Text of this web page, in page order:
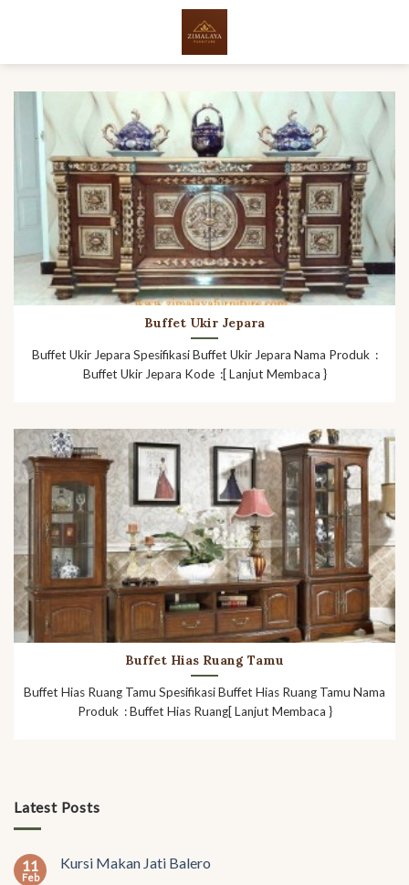
Latest Posts
11
Feb
Kursi Makan Jati Balero
Buffet Ukir Jepara
Buffet Ukir Jepara Spesifikasi Buffet Ukir Jepara Nama Produk :
Buffet Ukir Jepara Kode :[ Lanjut Membaca }
Buffet Hias Ruang Tamu
Buffet Hias Ruang Tamu Spesifikasi Buffet Hias Ruang Tamu Nama
Produk : Buffet Hias Ruang[ Lanjut Membaca }